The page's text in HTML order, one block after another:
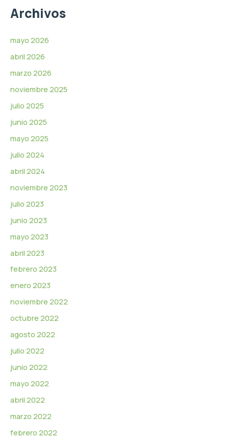
e
v
d
o
Archivos
mayo 2026
abril 2026
marzo 2026
noviembre 2025
julio 2025
junio 2025
mayo 2025
julio 2024
abril 2024
noviembre 2023
julio 2023
junio 2023
mayo 2023
abril 2023
febrero 2023
enero 2023
noviembre 2022
octubre 2022
agosto 2022
julio 2022
junio 2022
mayo 2022
abril 2022
marzo 2022
febrero 2022